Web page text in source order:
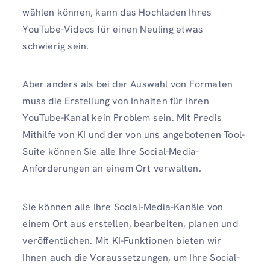
wählen können, kann das Hochladen Ihres
YouTube-Videos für einen Neuling etwas
schwierig sein.
Aber anders als bei der Auswahl von Formaten
muss die Erstellung von Inhalten für Ihren
YouTube-Kanal kein Problem sein. Mit Predis
Mithilfe von KI und der von uns angebotenen Tool-
Suite können Sie alle Ihre Social-Media-
Anforderungen an einem Ort verwalten.
Sie können alle Ihre Social-Media-Kanäle von
einem Ort aus erstellen, bearbeiten, planen und
veröffentlichen. Mit KI-Funktionen bieten wir
Ihnen auch die Voraussetzungen, um Ihre Social-